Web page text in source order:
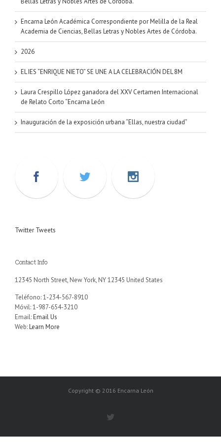
Encarna León Académica Correspondiente por Melilla de la Real
Academia de Ciencias, Bellas Letras y Nobles Artes de Córdoba.
2026
EL IES “ENRIQUE NIETO” SE UNE A LA CELEBRACIÓN DEL 8M
Laura Crespillo López ganadora del XXV Certamen Internacional
de Relato Corto “Encarna León
Inauguración de la exposición urbana “Ellas, nuestra ciudad”
Twitter Tweets
Contact Info
12345 North Street, New York, NY 12345 United States
Teléfono: 1-234-567-8910
Móvil: 1-987-654-3210
Email:Email Us
Web:Learn More
Copyright © 2016 Encarna León